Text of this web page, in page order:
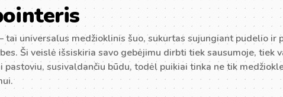
tai universalus medžioklinis šuo, sukurtas sujungiant pudelio ir
Ši veislė išsiskiria savo gebėjimu dirbti tiek sausumoje, tiek
pastoviu, susivaldančiu būdu, todėl puikiai tinka ne tik